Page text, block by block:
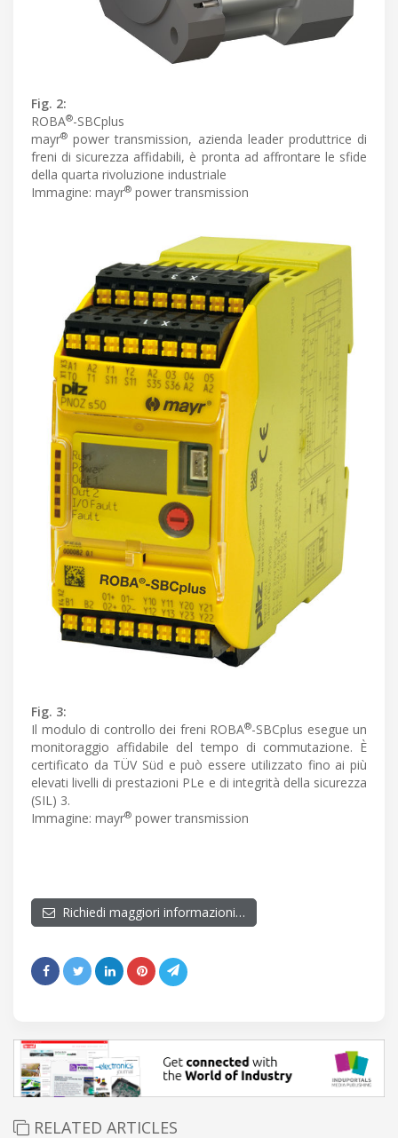
Fig. 2:
ROBA®-SBCplus
mayr® power transmission, azienda leader produttrice di
freni di sicurezza affidabili, è pronta ad affrontare le sfide
della quarta rivoluzione industriale
Immagine: mayr® power transmission
Fig. 3:
Il modulo di controllo dei freni ROBA®-SBCplus esegue un
monitoraggio affidabile del tempo di commutazione. È
certificato da TÜV Süd e può essere utilizzato fino ai più
elevati livelli di prestazioni PLe e di integrità della sicurezza
(SIL) 3.
Immagine: mayr® power transmission
Richiedi maggiori informazioni…
RELATED ARTICLES